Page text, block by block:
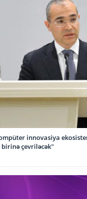
innovasiya
çevriləcək"